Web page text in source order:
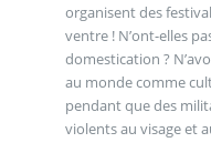
organisent des
ventre ! N’ont-elles
domestication ?
au monde comme
pendant que des
violents au visage et